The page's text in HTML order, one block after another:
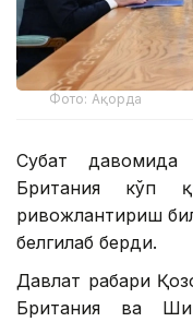
Фото: Ақорда
Суҳбат давомида
Британия кўп
ривожлантириш
белгилаб берди.
Давлат раҳбари
Британия ва